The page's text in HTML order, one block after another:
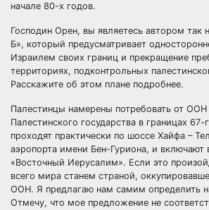
начале 80-х годов.
Господин Орен, вы являетесь автором так
Б», который предусматривает
Израилем своих границ и прекращение
территориях, подконтрольных
Расскажите об этом плане подробнее.
Палестинцы намерены потребовать от ООН
Палестинского государства в границах
проходят практически по шоссе Хайфа –
аэропорта имени Бен-Гуриона, и включают
«Восточный Иерусалим». Если это
всего мира станем страной,
ООН. Я предлагаю нам самим определить
Отмечу, что мое предложение не